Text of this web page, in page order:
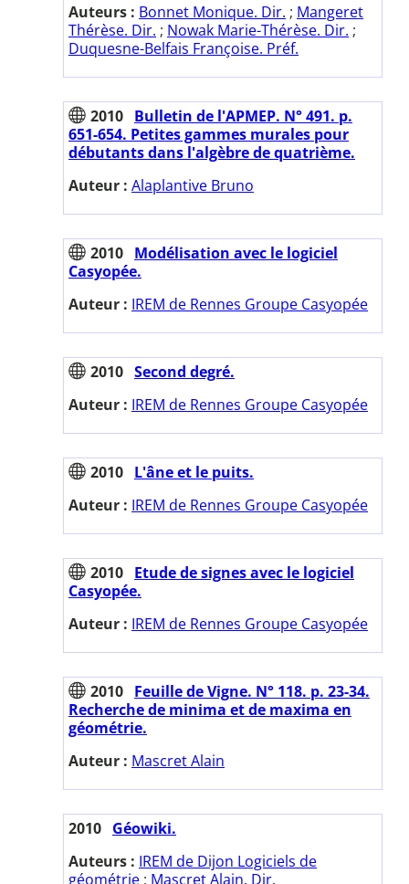
Auteurs : Bonnet Monique. Dir. ; Mangeret
Thérèse. Dir. ; Nowak Marie-Thérèse. Dir. ;
Duquesne-Belfais Françoise. Préf.
2010 Bulletin de l'APMEP. N° 491. p.
651-654. Petites gammes murales pour
débutants dans l'algèbre de quatrième.
Auteur : Alaplantive Bruno
2010 Modélisation avec le logiciel
Casyopée.
Auteur : IREM de Rennes Groupe Casyopée
2010 Second degré.
Auteur : IREM de Rennes Groupe Casyopée
2010 L'âne et le puits.
Auteur : IREM de Rennes Groupe Casyopée
2010 Etude de signes avec le logiciel
Casyopée.
Auteur : IREM de Rennes Groupe Casyopée
2010 Feuille de Vigne. N° 118. p. 23-34.
Recherche de minima et de maxima en
géométrie.
Auteur : Mascret Alain
2010 Géowiki.
Auteurs : IREM de Dijon Logiciels de
géométrie ; Mascret Alain. Dir.